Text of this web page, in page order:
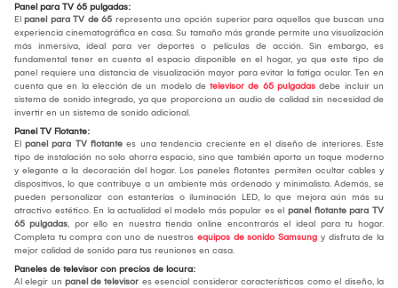
Panel para TV 65 pulgadas:
El panel para TV de 65 representa una opción superior para aquellos que buscan una
experiencia cinematográfica en casa. Su tamaño más grande permite una visualización
más inmersiva, ideal para ver deportes o películas de acción. Sin embargo, es
fundamental tener en cuenta el espacio disponible en el hogar, ya que este tipo de
panel requiere una distancia de visualización mayor para evitar la fatiga ocular. Ten en
cuenta que en la elección de un modelo de televisor de 65 pulgadas debe incluir un
sistema de sonido integrado, ya que proporciona un audio de calidad sin necesidad de
invertir en un sistema de sonido adicional.
Panel TV Flotante:
El panel para TV flotante es una tendencia creciente en el diseño de interiores. Este
tipo de instalación no solo ahorra espacio, sino que también aporta un toque moderno
y elegante a la decoración del hogar. Los paneles flotantes permiten ocultar cables y
dispositivos, lo que contribuye a un ambiente más ordenado y minimalista. Además, se
pueden personalizar con estanterías o iluminación LED, lo que mejora aún más su
atractivo estético. En la actualidad el modelo más popular es el panel flotante para TV
65 pulgadas, por ello en nuestra tienda online encontrarás el ideal para tu hogar.
Completa tu compra con uno de nuestros equipos de sonido Samsung y disfruta de la
mejor calidad de sonido para tus reuniones en casa.
Paneles de televisor con precios de locura:
Al elegir un panel de televisor es esencial considerar características como el diseño, la